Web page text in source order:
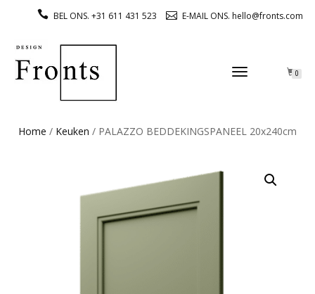
BEL ONS. +31 611 431 523 E-MAIL ONS. hello@fronts.com
TOGGLE
0
Home / Keuken / PALAZZO BEDDEKINGSPANEEL 20x240cm